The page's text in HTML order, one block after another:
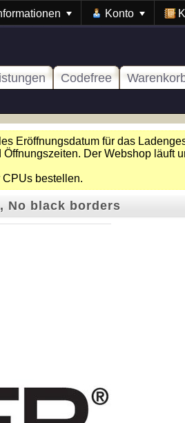
Konto
Codefree
Eröffnungsdatum für das
Öffnungszeiten. Der Webshop läuft
bestellen.
No black borders